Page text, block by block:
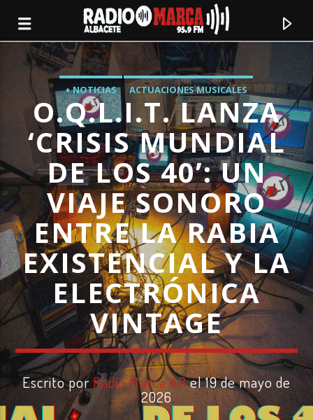
Canción actual
Radio Marca
Albacete
Radio Marca AB
+ NOTICIAS
ACTUACIONES MUSICALES
ALBACETE CIUDAD
ÚLTIMA HORA
O.Q.L.I.T. LANZA
‘CRISIS MUNDIAL
DE LOS 40’: UN
VIAJE SONORO
ENTRE LA RABIA
EXISTENCIAL Y LA
ELECTRÓNICA
VINTAGE
Escrito porRadio Marca ABel 19 de mayo de
2026